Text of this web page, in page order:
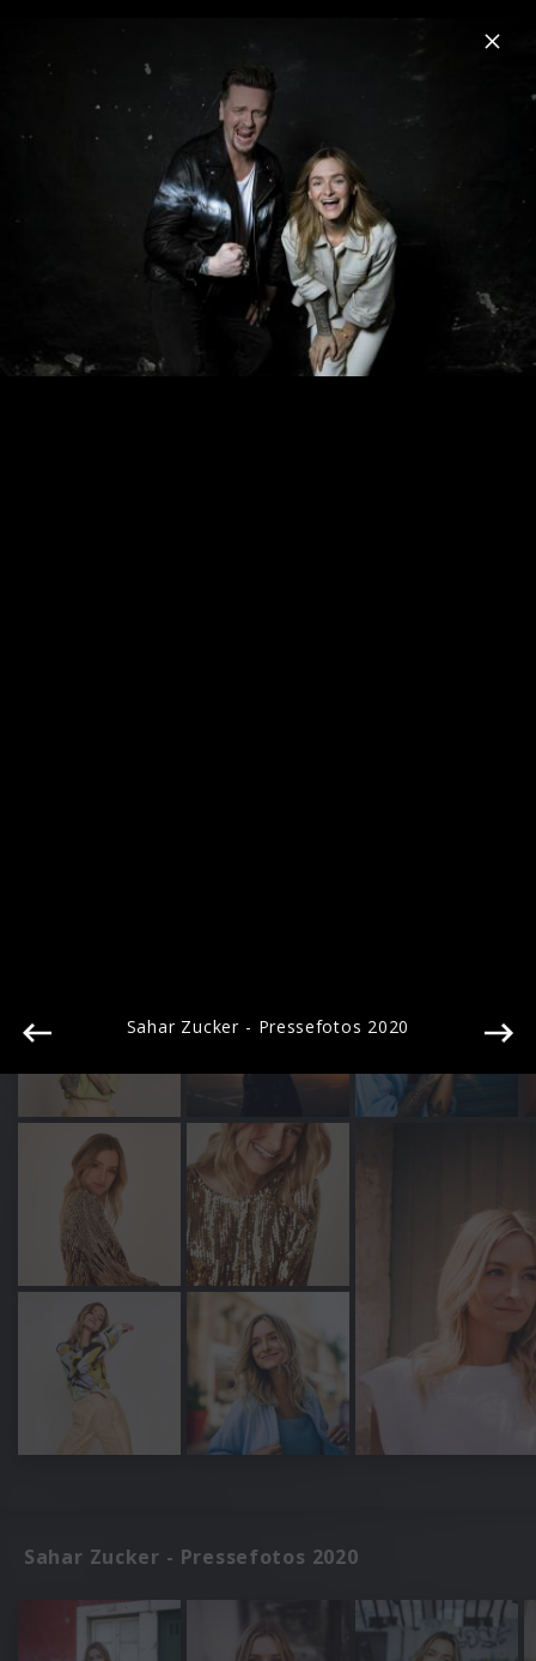
Menu
Sarah Zucker
News Musik Fotos Biografie
Sarah Zucker - Pressefotos 2023
Sahar Zucker - Pressefotos 2020
Sahar Zucker - Pressefotos 2020